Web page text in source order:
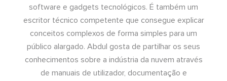
software e gadgets tecnológicos. É também um
escritor técnico competente que consegue explicar
conceitos complexos de forma simples para um
público alargado. Abdul gosta de partilhar os seus
conhecimentos sobre a indústria da nuvem através
de manuais de utilizador, documentação e